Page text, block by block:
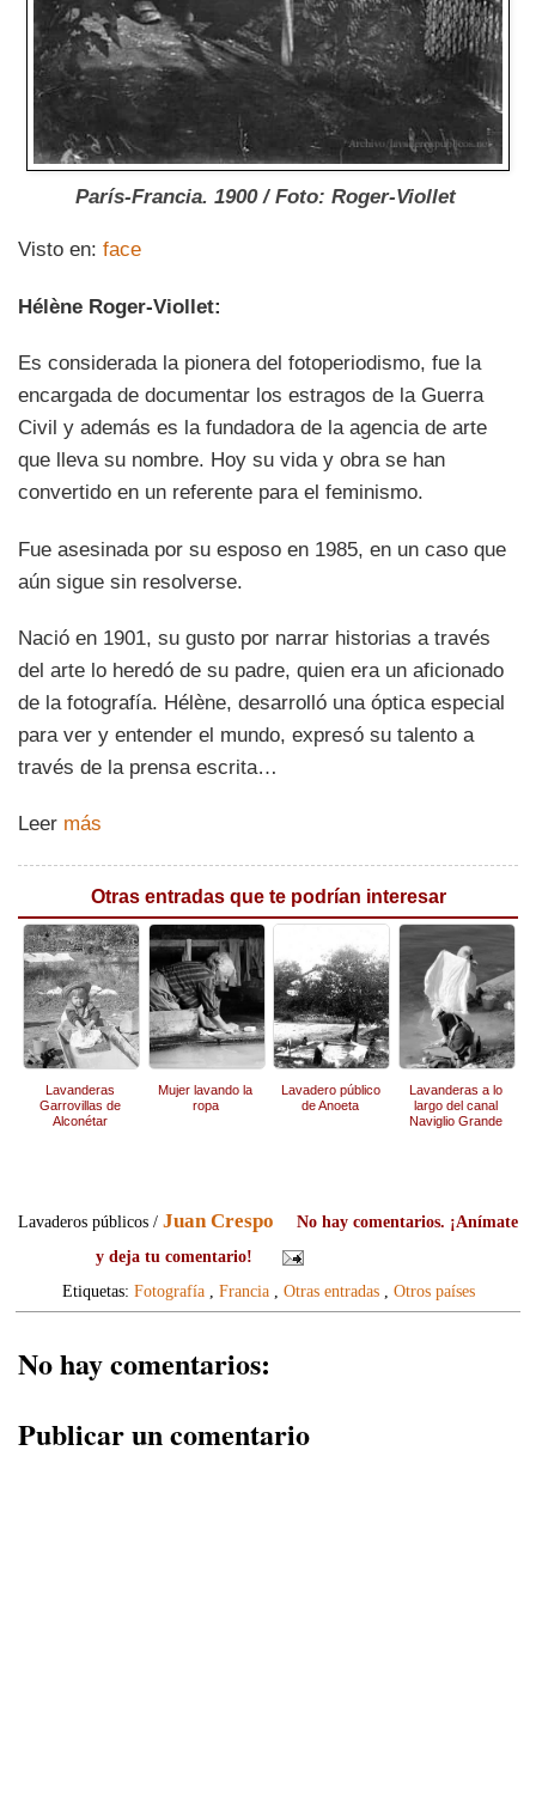
París-Francia. 1900 / Foto: Roger-Viollet
Visto en: face
Hélène Roger-Viollet:
Es considerada la pionera del fotoperiodismo, fue la
encargada de documentar los estragos de la Guerra
Civil y además es la fundadora de la agencia de arte
que lleva su nombre. Hoy su vida y obra se han
convertido en un referente para el feminismo.
Fue asesinada por su esposo en 1985, en un caso que
aún sigue sin resolverse.
Nació en 1901, su gusto por narrar historias a través
del arte lo heredó de su padre, quien era un aficionado
de la fotografía. Hélène, desarrolló una óptica especial
para ver y entender el mundo, expresó su talento a
través de la prensa escrita…
Leer más
Otras entradas que te podrían interesar
Lavanderas
Garrovillas de
Alconétar
Mujer lavando la
ropa
Lavadero público
de Anoeta
Lavanderas a lo
largo del canal
Naviglio Grande
Lavaderos públicos /Juan Crespo
No hay comentarios. ¡Anímate
y deja tu comentario!
Etiquetas: Fotografía, Francia, Otras entradas, Otros países
No hay comentarios:
Publicar un comentario